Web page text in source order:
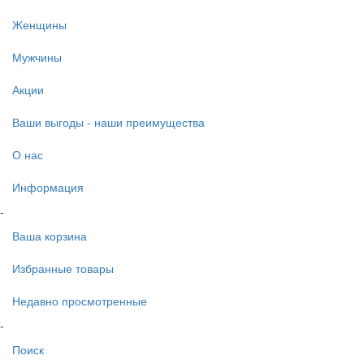
Женщины
Мужчины
Акции
Ваши выгоды - наши преимущества
О нас
Информация
-
Ваша корзина
Избранные товары
Недавно просмотренные
-
Поиск